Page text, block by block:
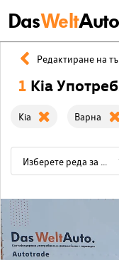
DasWelt
Редактиране на
1 Kia
Kia Варна